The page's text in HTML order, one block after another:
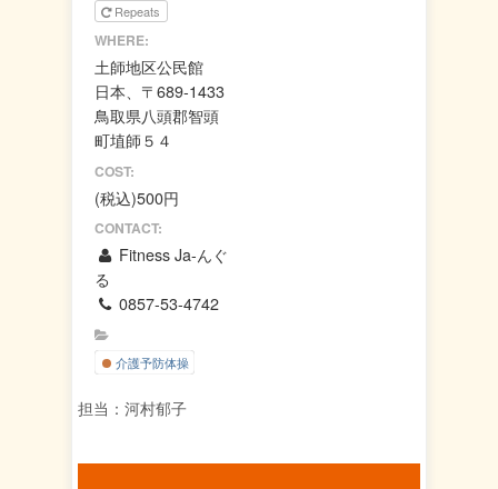
イト
有者
です
か？
Repeats
WHERE:
土師地区公民館
日本、〒689-1433
鳥取県八頭郡智頭
町埴師５４
COST:
(税込)500円
CONTACT:
Fitness Ja-んぐ
る
0857-53-4742
介護予防体操
担当：河村郁子